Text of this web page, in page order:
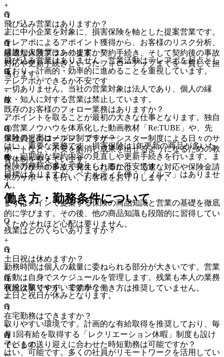
+
A
主に中小企業を対象に、損害保険を軸とした提案営業です。
テレアポによるアポイント獲得から、お客様のリスク分析、
最適な保険プランの提案、契約手続き、そして契約後の事故
対応や更新手続きといったフォローアップまでを一貫して担
当します。
Q
飛び込み営業はありますか？
+
A
飛び込み営業はありません。営業活動はテレアポを起点とし
ており、計画的・効率的に進めることを重視しています。
Q
縁故知人営業はありますか？
+
A
一切ありません。当社の営業対象は法人であり、個人の縁
故・知人に対する営業は禁止しています。
Q
テレアポができるか不安です
+
A
アポイントを取ることが最初の大きな仕事となります。独自
の営業ノウハウを体系化した動画教材「Re:TUBE」や、先
輩社員とのロープレ、ブラザーシスター制度による日々のサ
ポートなど、不安を解消し成果を出せるようになるための教
育体制を整えています。
Q
既存のお客様のフォロー業務はありますか？
+
A
はい、重要な業務です。損害保険は1年更新の商品が多いた
め、定期的な契約内容の見直しや更新手続きを行います。ま
た、万が一の事故が発生した際には、迅速な対応や保険金請
求のサポートを行い、お客様をお守りします。
Q
保険の提案はノルマ制ですか？
+
A
目標はありますが、ペナルティを伴う「ノルマ」はありませ
ん。
Q
保険の種類が多くて覚えられるか不安です
+
A
まずはメインで提案する保険の商品知識と営業の基礎を徹底
的に学びます。その後、他の商品知識も段階的に習得してい
くためそれほど心配は要りません。
働き方・勤務条件について
Q
残業はどのくらいありますか？
+
A
勤務時間は個人の裁量に委ねられる部分が大きいです。営業
活動は自身でスケジュールを管理します。残業も本人の業務
状況次第ですが、非効率な働き方は推奨していません。
Q
土日祝は休めますか？
+
A
土日と祝日が休みとなります。
Q
有給は取りやすいですか？
+
A
取りやすい環境です。計画的な有給取得を推奨しており、毎
月1回有給を取得する「レクリエーション休暇」制度も設け
ています。
Q
在宅勤務はできますか？
+
A
はい、可能です。多くの社員がリモートワークを活用してい
Q
子どもの送り迎えに合わせた時短勤務は可能ですか？
+